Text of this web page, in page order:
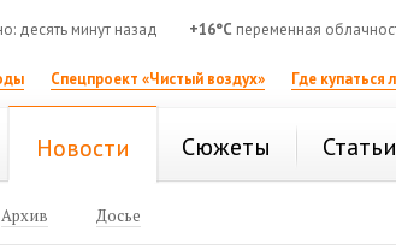
десять минут назад +16°C переменная
Спецпроект «Чистый воздух» Где купаться
Новости Сюжеты Статьи
Архив Досье